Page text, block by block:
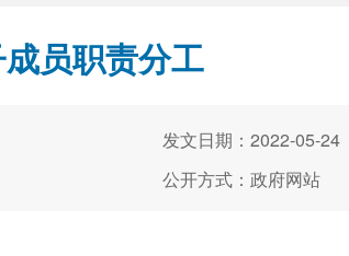
员职责分工
发文日期：2022-05-24
公开方式：政府网站